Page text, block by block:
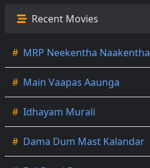
Recent Movies
# MRP Neekentha Naakentha
# Main Vaapas Aaunga
# Idhayam Murali
# Dama Dum Mast Kalandar